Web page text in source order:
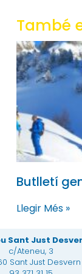
També
Butlletí
Llegir Més »
Sant Just
c/Ateneu, 3
Sant Just Desvern